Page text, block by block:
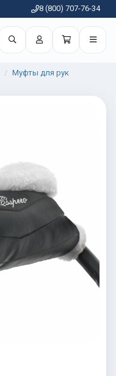
8 (800) 707-76-34
Муфты для рук